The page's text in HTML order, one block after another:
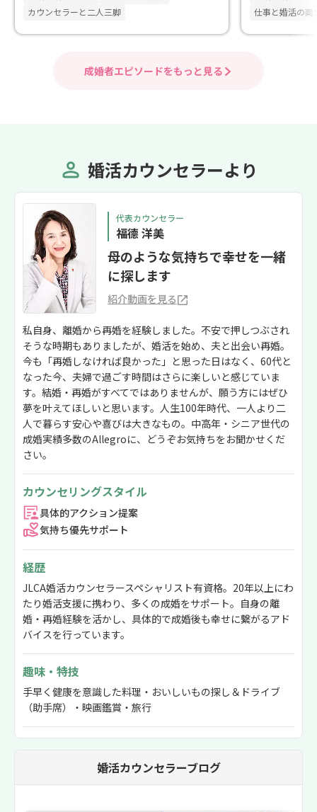
カウンセラーと二人三脚
仕事と婚活の両
成婚者エピソードをもっと見る
婚活カウンセラーより
代表カウンセラー
福德 洋美
母のような気持ちで幸せを一緒
に探します
紹介動画を見る
私自身、離婚から再婚を経験しました。不安で押しつぶされ
そうな時期もありましたが、婚活を始め、夫と出会い再婚。
今も「再婚しなければ良かった」と思った日はなく、60代と
なった今、夫婦で過ごす時間はさらに楽しいと感じていま
す。結婚・再婚がすべてではありませんが、願う方にはぜひ
夢を叶えてほしいと思います。人生100年時代、一人より二
人で暮らす安心や喜びは大きなもの。中高年・シニア世代の
成婚実績多数のAllegroに、どうぞお気持ちをお聞かせくだ
さい。
カウンセリングスタイル
具体的アクション提案
気持ち優先サポート
経歴
JLCA婚活カウンセラースペシャリスト有資格。20年以上にわ
たり婚活支援に携わり、多くの成婚をサポート。自身の離
婚・再婚経験を活かし、具体的で成婚後も幸せに繋がるアド
バイスを行っています。
趣味・特技
手早く健康を意識した料理・おいしいもの探し＆ドライブ
（助手席）・映画鑑賞・旅行
婚活カウンセラーブログ